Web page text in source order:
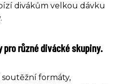
divákům velkou dávku
pro různé divácké skupiny.
formáty,